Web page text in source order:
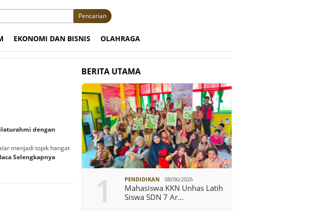
Pencarian
EKONOMI DAN BISNIS OLAHRAGA
dengan
menjadi topik hangat
Selengkapnya
BERITA UTAMA
1 PENDIDIKAN 08/06/2026
Mahasiswa KKN Unhas Latih
Siswa SDN 7 Ar…